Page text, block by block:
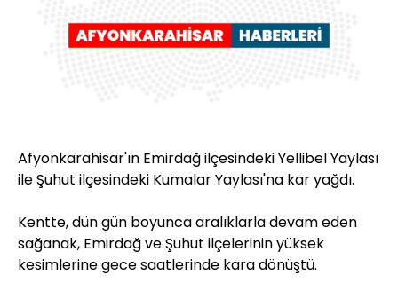
Afyonkarahisar'ın Emirdağ ilçesindeki Yellibel Yaylası
ile Şuhut ilçesindeki Kumalar Yaylası'na kar yağdı.
Kentte, dün gün boyunca aralıklarla devam eden
sağanak, Emirdağ ve Şuhut ilçelerinin yüksek
kesimlerine gece saatlerinde kara dönüştü.